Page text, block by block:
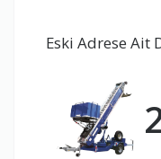
Eski Adrese Ait